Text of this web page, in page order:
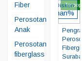
Diskon
nan%
Fiber
Perosotan
Anak
Perosotan
fiberglass